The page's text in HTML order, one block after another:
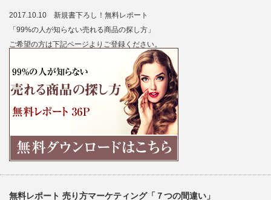
2017.10.10 新規書下ろし！無料レポート
「99%の人が知らない売れる商品の探し方」
ご希望の方は下記ページよりご登録ください。
無料レポート 売り方マーケティング「７つの間違い」